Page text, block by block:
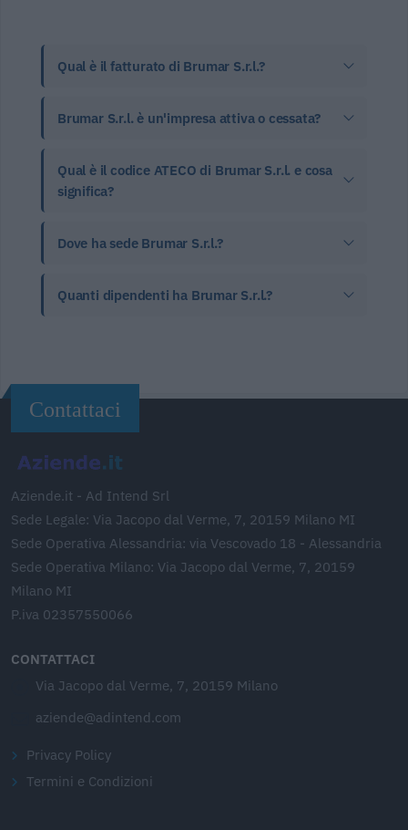
Qual è il fatturato di Brumar S.r.l.?
Brumar S.r.l. è un'impresa attiva o cessata?
Qual è il codice ATECO di Brumar S.r.l. e cosa
significa?
Dove ha sede Brumar S.r.l.?
Quanti dipendenti ha Brumar S.r.l.?
Contattaci
Aziende.it - Ad Intend Srl
Sede Legale: Via Jacopo dal Verme, 7, 20159 Milano MI
Sede Operativa Alessandria: via Vescovado 18 - Alessandria
Sede Operativa Milano: Via Jacopo dal Verme, 7, 20159
Milano MI
P.iva 02357550066
CONTATTACI
Via Jacopo dal Verme, 7, 20159 Milano
aziende@adintend.com
Privacy Policy
Termini e Condizioni